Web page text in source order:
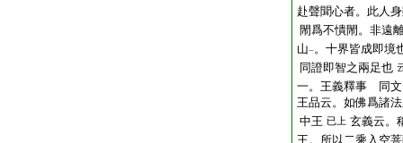
赴聲聞心者。此人
閙爲不憒閙。非遠
山一。十界皆成即境
同證即智之兩足也
一。王義釋事 同文
王品云。如佛爲諸
中王 已上 玄義云。
王。所以二乘入空